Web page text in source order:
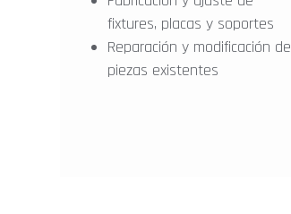
fixtures, placas y soportes
Reparación y modificación de
piezas existentes